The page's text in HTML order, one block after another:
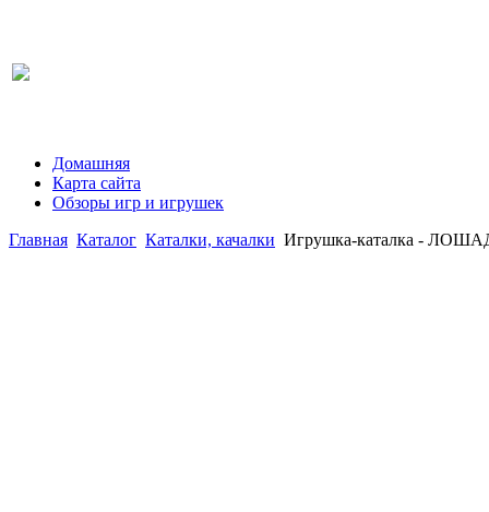
Домашняя
Карта сайта
Обзоры игр и игрушек
Главная Каталог Каталки, качалки Игрушка-каталка -